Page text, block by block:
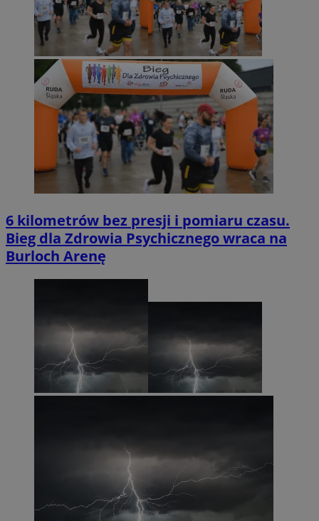
6 kilometrów bez presji i pomiaru czasu.
Bieg dla Zdrowia Psychicznego wraca na
Burloch Arenę